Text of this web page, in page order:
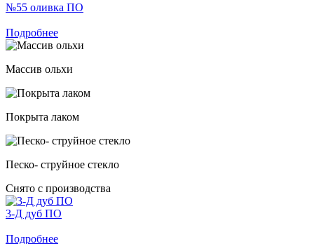
№55 оливка ПО
Подробнее
Массив ольхи
Покрыта лаком
Песко- струйное стекло
Снято с производства
3-Д дуб ПО
Подробнее